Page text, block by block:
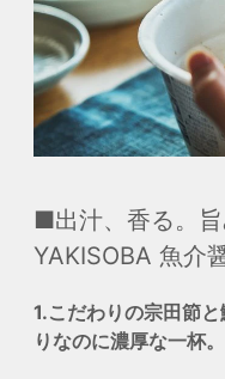
■出汁、香る。
YAKISOBA 魚介
1.こだわりの宗田節
りなのに濃厚な一杯。